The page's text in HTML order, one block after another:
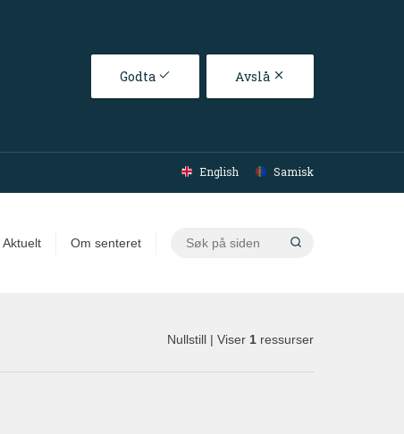
Godta Avslå
English Samisk
Aktuelt Om senteret
Søk
Nullstill | Viser 1 ressurser